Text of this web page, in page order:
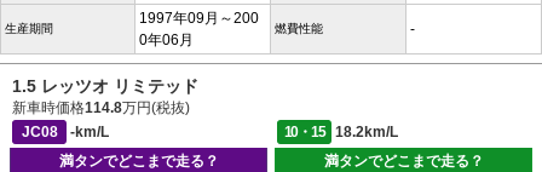
生産期間
1997年09月～200
0年06月
燃費性能 -
1.5 レッツオ リミテッド
新車時価格114.8万円(税抜)
JC08
-km/L 10・15
18.2km/L
満タンでどこまで走る？
満タンでどこまで走る？